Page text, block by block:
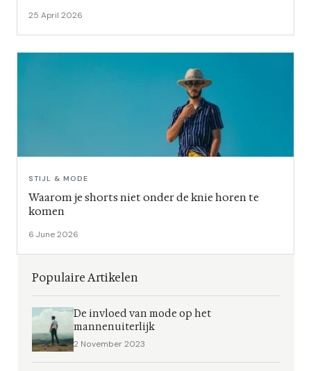
25 April 2026
STIJL & MODE
Waarom je shorts niet onder de knie horen te
komen
6 June 2026
Populaire Artikelen
De invloed van mode op het
mannenuiterlijk
2 November 2023